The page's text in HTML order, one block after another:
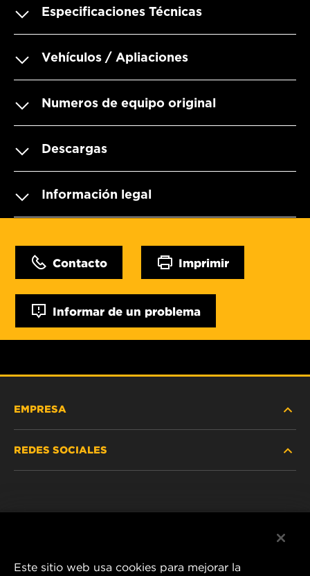
Especificaciones Técnicas
Vehículos / Apliaciones
Numeros de equipo original
Descargas
Información legal
Contacto Imprimir
Informar de un problema
EMPRESA
REDES SOCIALES
Este sitio web usa cookies para mejorar la